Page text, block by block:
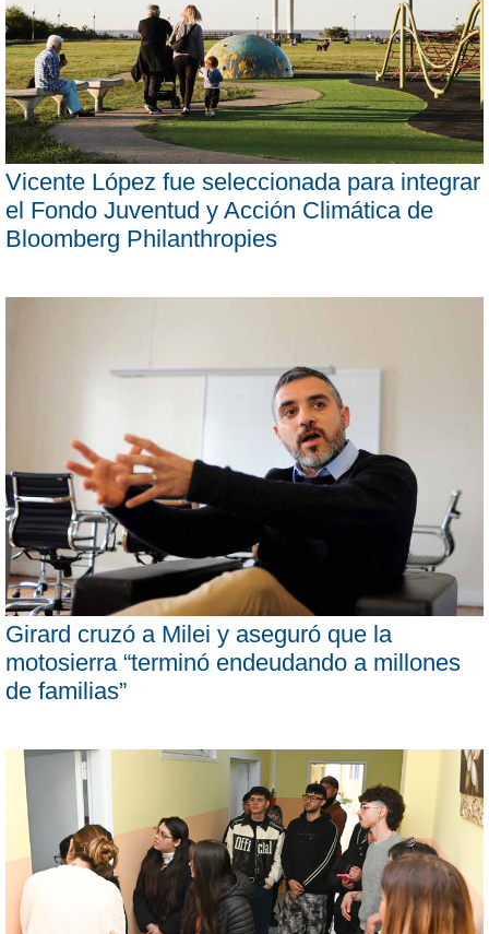
Vicente López fue seleccionada para integrar
el Fondo Juventud y Acción Climática de
Bloomberg Philanthropies
Girard cruzó a Milei y aseguró que la
motosierra “terminó endeudando a millones
de familias”